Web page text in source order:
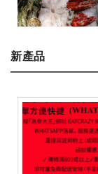
新產品